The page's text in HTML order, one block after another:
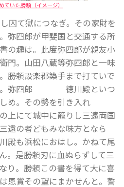
ていた勝頼（イメージ）
て獄につなぎ。その家財を
弥四郎が甲斐国と交通する所
の趣は。此度弥四郎が親友小
門。山田八蔵等弥四郎と一味
勝頼設楽郡築手まで打ていで
ば。弥四郎 徳川殿といつ
しめ。その勢を引き入れ
上にて城中に籠りし三遠両国
遠の者どもみな味方となら
浜松におはし。かねて尾
。是勝頼刃に血ぬらずして三
り。勝頼この書を得て大に喜
恩賞その望にまかせんと。誓